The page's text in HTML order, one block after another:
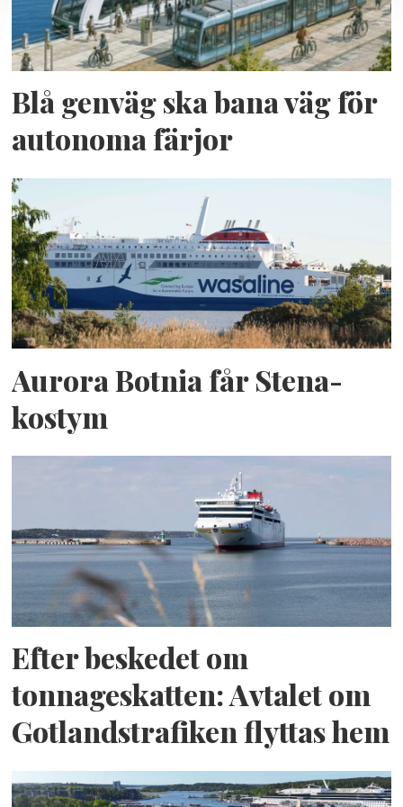
Blå genväg ska bana väg för
autonoma färjor
Aurora Botnia får Stena-
kostym
Efter beskedet om
tonnageskatten: Avtalet om
Gotlandstrafiken flyttas hem